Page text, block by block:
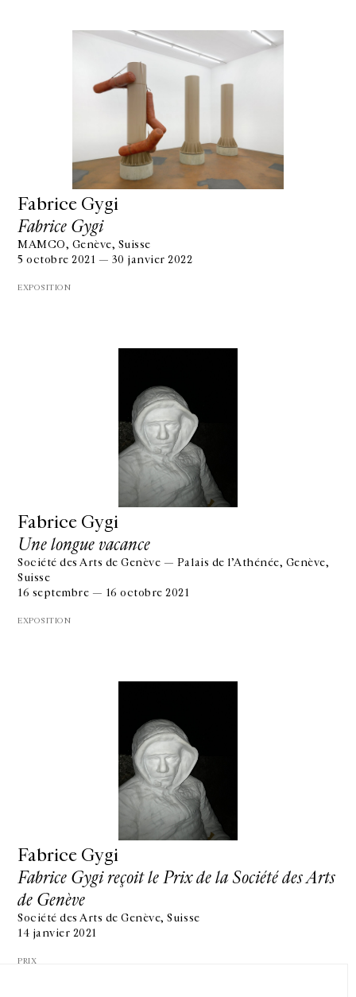
Fabrice Gygi
Fabrice Gygi
MAMCO, Genève, Suisse
5 octobre 2021 — 30 janvier 2022
EXPOSITION
Fabrice Gygi
Une longue vacance
Société des Arts de Genève — Palais de l’Athénée, Genève,
Suisse
16 septembre — 16 octobre 2021
EXPOSITION
Fabrice Gygi
Fabrice Gygi reçoit le Prix de la Société des Arts
de Genève
Société des Arts de Genève, Suisse
14 janvier 2021
PRIX
GALERIE CHANTAL CROUSEL
T.+33 1 42 77 38 87
GALERIE@CROUSEL.COM
HORAIRES D'OUVERTURE
DU MARDI AU VENDREDI
10H-18H
LE SAMEDI
11H-19H